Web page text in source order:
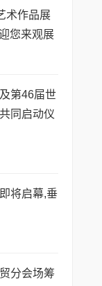
术作品展
您来观展
第46届世
同启动仪
将启幕,垂
分会场筹